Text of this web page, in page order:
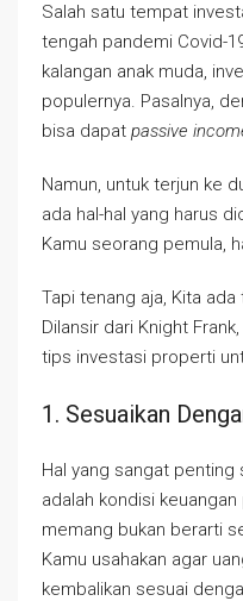
Salah satu tempat
tengah pandemi Covid-
kalangan anak muda,
populernya. Pasalnya,
bisa dapat passive
Namun, untuk terjun ke
ada hal-hal yang harus
Kamu seorang pemula,
Tapi tenang aja, Kita
Dilansir dari Knight
tips investasi properti
1. Sesuaikan
Hal yang sangat
adalah kondisi
memang bukan berarti
Kamu usahakan agar
kembalikan sesuai